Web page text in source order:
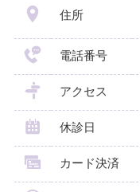
住所
電話番号
アクセス
休診日
カード決済